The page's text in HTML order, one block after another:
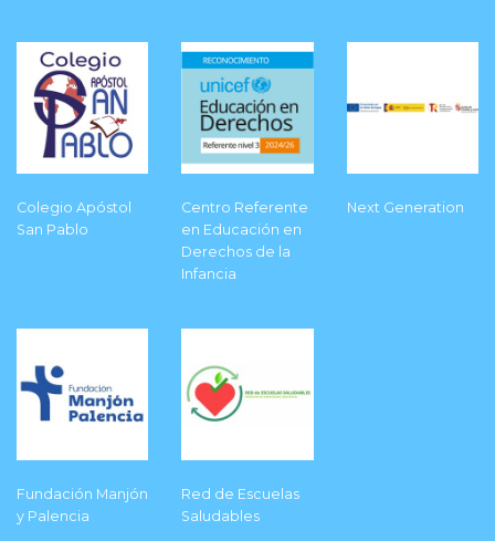
Colegio Apóstol
San Pablo
Centro Referente
en Educación en
Derechos de la
Infancia
Next Generation
Fundación Manjón
y Palencia
Red de Escuelas
Saludables